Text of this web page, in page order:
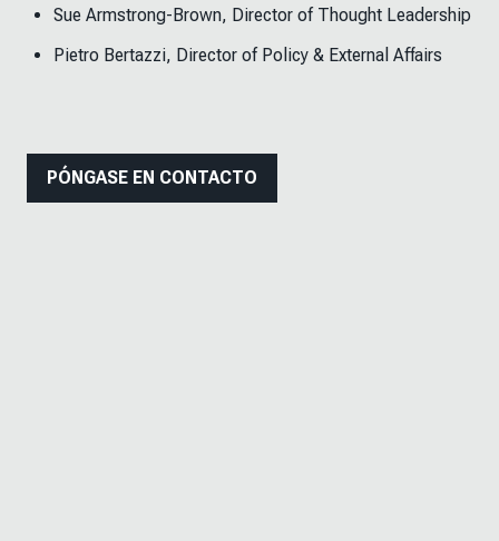
Sue Armstrong-Brown, Director of Thought Leadership
Pietro Bertazzi, Director of Policy & External Affairs
PÓNGASE EN CONTACTO